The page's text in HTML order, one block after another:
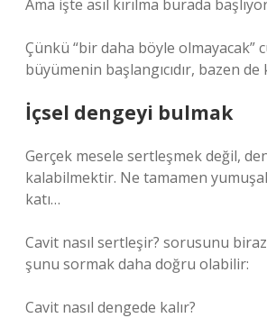
Ama işte asıl kırılma burada
Çünkü “bir daha böyle olmayacak”
büyümenin başlangıcıdır, bazen de
İçsel dengeyi bulmak
Gerçek mesele sertleşmek değil,
kalabilmektir. Ne tamamen
katı…
Cavit nasıl sertleşir? sorusunu
şunu sormak daha doğru olabilir:
Cavit nasıl dengede kalır?